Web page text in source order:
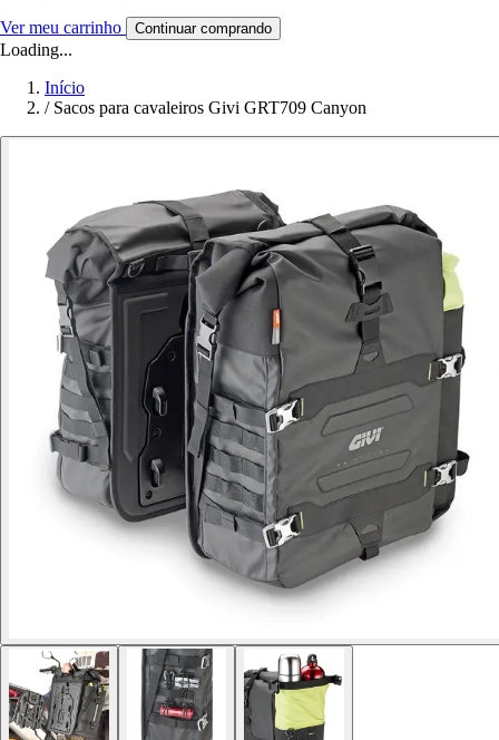
Ver meu carrinho Continuar comprando
Loading...
Início
/ Sacos para cavaleiros Givi GRT709 Canyon